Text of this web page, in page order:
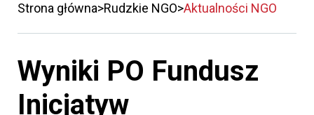
Strona główna Rudzkie NGO Aktualności NGO
Wyniki PO Fundusz
Inicjatyw